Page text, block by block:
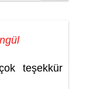
teşekkür